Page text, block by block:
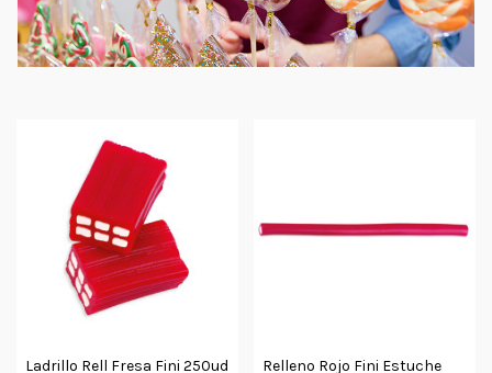
Ladrillo Rell Fresa Fini 250ud Relleno Rojo Fini Estuche